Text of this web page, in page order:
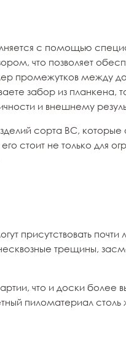
с помощью
что позволяет
промежутков между
забор из планкена,
и внешнему
сорта ВС,
стоит не только для
присутствовать почти
трещины,
что и доски более
пиломатериал столь